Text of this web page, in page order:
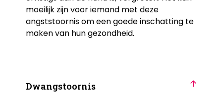
moeilijk zijn voor iemand met deze
angststoornis om een goede inschatting te
maken van hun gezondheid.
Dwangstoornis